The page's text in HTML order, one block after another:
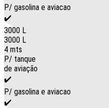
P/ gasolina e aviacao
✔️
3000 L
3000 L
4 mts
P/ tanque
de aviação
✔️
P/ gasolina e aviacao
✔️